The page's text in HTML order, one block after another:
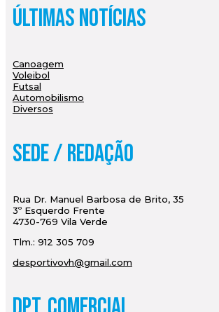
Últimas Notícias
Canoagem
Voleibol
Futsal
Automobilismo
Diversos
Sede / Redação
Rua Dr. Manuel Barbosa de Brito, 35
3º Esquerdo Frente
4730-769 Vila Verde
Tlm.: 912 305 709
desportivovh@gmail.com